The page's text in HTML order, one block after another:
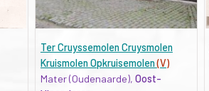
Ter Cruyssemolen Cruysmolen
Kruismolen Opkruisemolen(V)
Mater (Oudenaarde), Oost-